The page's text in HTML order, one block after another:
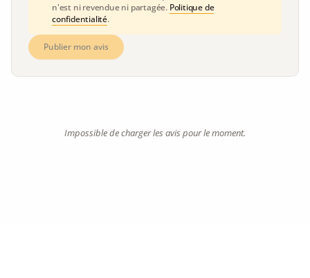
n'est ni revendue ni partagée. Politique de
confidentialité.
Publier mon avis
Impossible de charger les avis pour le moment.